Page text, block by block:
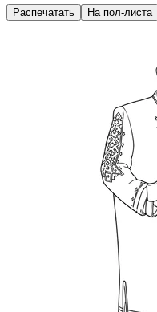
Распечатать На пол-листа